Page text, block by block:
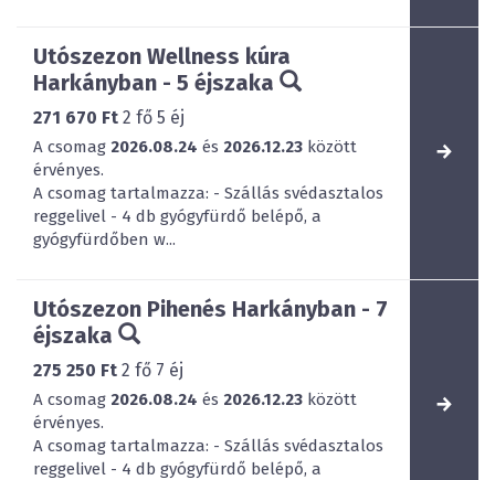
Utószezon Wellness kúra
Harkányban - 5 éjszaka
271 670 Ft 2 fő 5 éj
A csomag 2026.08.24 és 2026.12.23 között
érvényes.
A csomag tartalmazza: - Szállás svédasztalos
reggelivel - 4 db gyógyfürdő belépő, a
gyógyfürdőben w...
Utószezon Pihenés Harkányban - 7
éjszaka
275 250 Ft 2 fő 7 éj
A csomag 2026.08.24 és 2026.12.23 között
érvényes.
A csomag tartalmazza: - Szállás svédasztalos
reggelivel - 4 db gyógyfürdő belépő, a